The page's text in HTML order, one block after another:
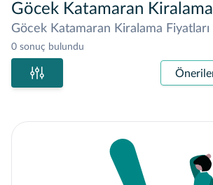
Göcek Katamaran Kiralama
Göcek Katamaran Kiralama Fiyatları
0 sonuç bulundu
Sıralama